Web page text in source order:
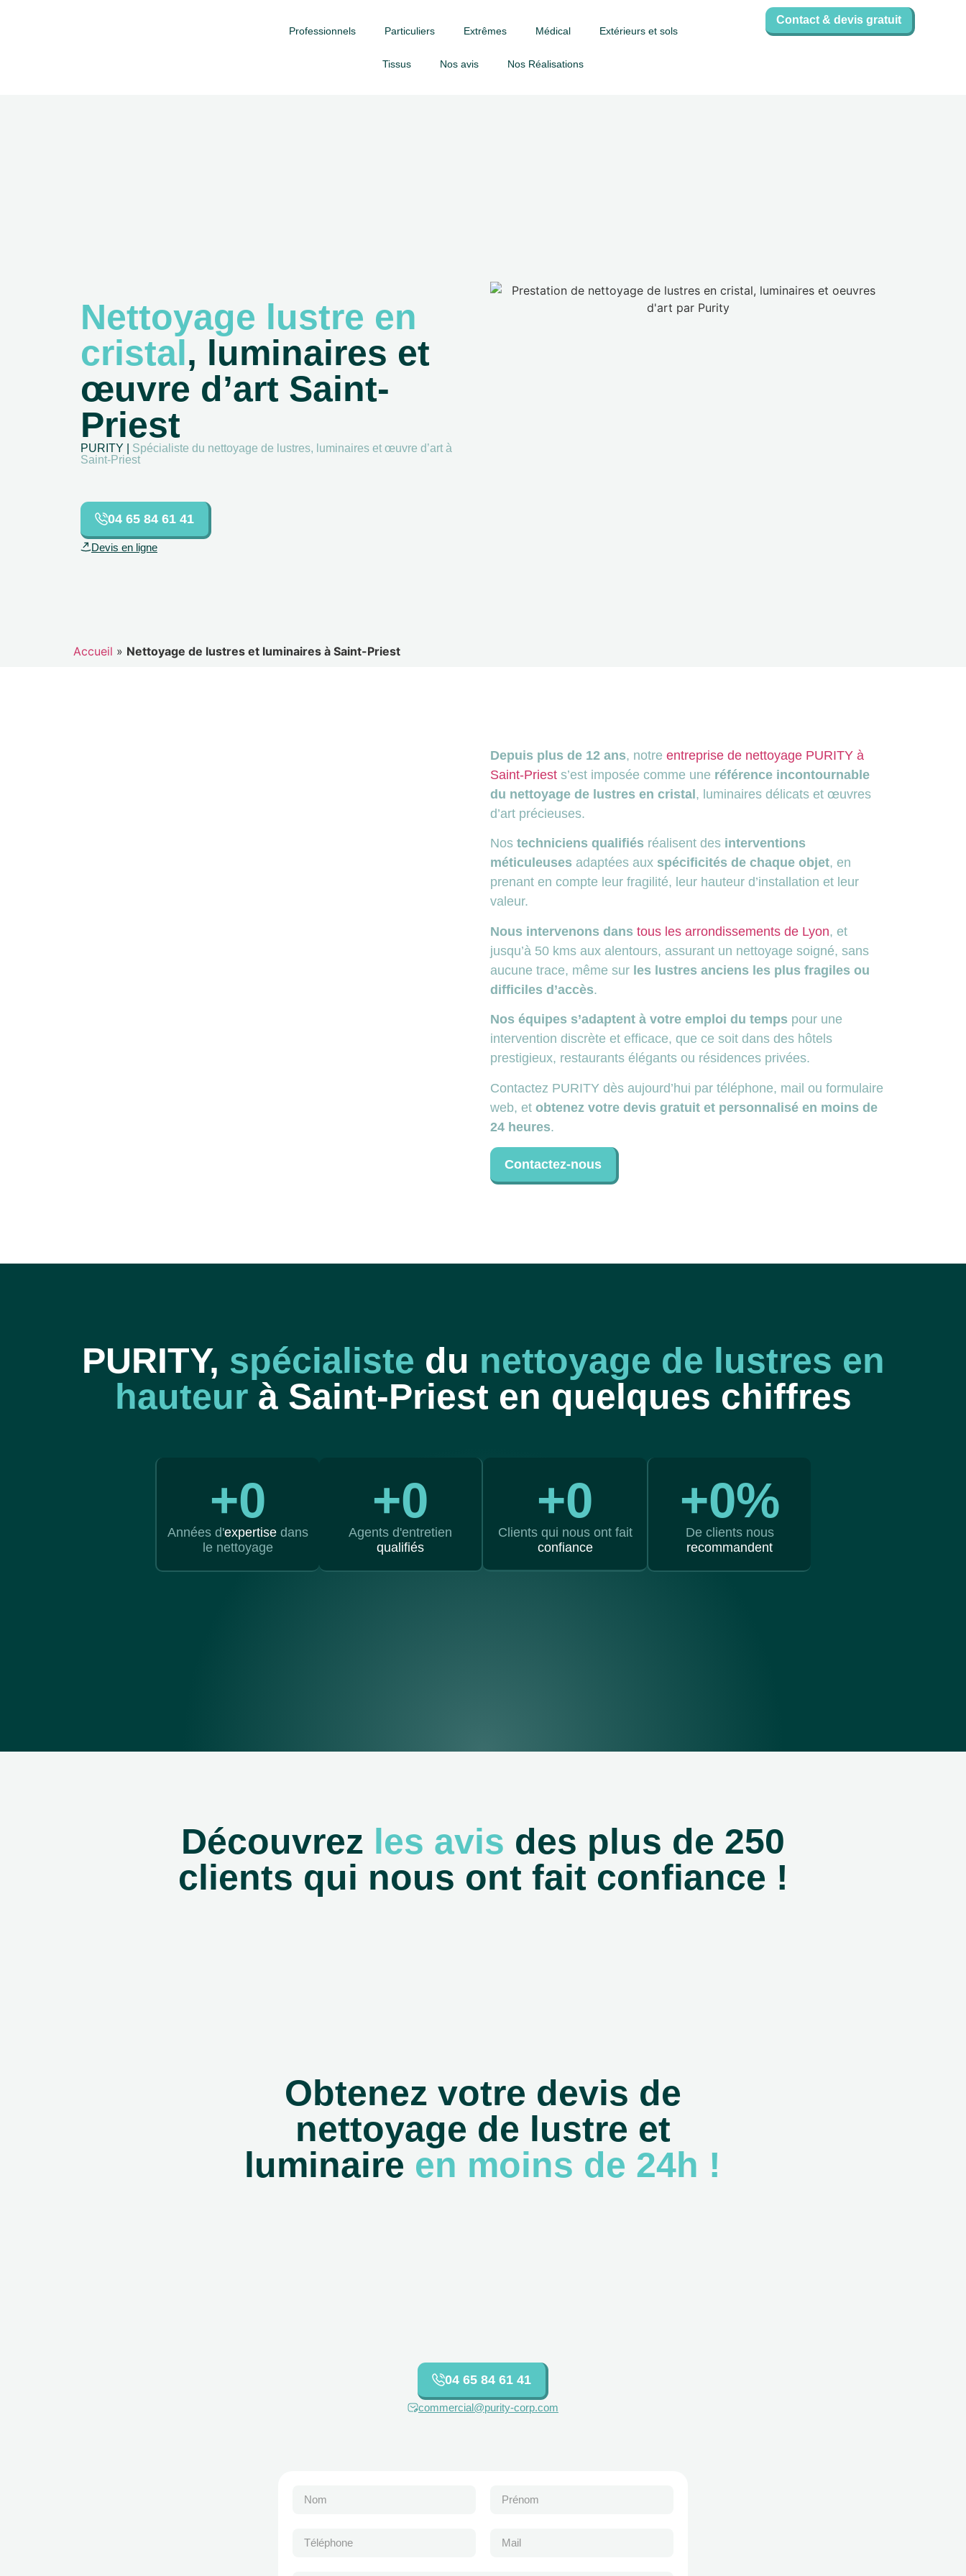
Professionnels Particuliers Extrêmes Médical Extérieurs et sols
Tissus Nos avis Nos Réalisations
Contact & devis gratuit
Nettoyage lustre en
cristal, luminaires et
œuvre d’art Saint-
Priest
PURITY | Spécialiste du nettoyage de lustres, luminaires et œuvre d’art à
Saint-Priest
04 65 84 61 41
Devis en ligne
Accueil » Nettoyage de lustres et luminaires à Saint-Priest
Depuis plus de 12 ans, notre entreprise de nettoyage PURITY à
Saint-Priest s’est imposée comme une référence incontournable
du nettoyage de lustres en cristal , luminaires délicats et œuvres
d’art précieuses.
Nos techniciens qualifiés réalisent des interventions
méticuleuses adaptées aux spécificités de chaque objet, en
prenant en compte leur fragilité, leur hauteur d’installation et leur
valeur.
Nous intervenons dans tous les arrondissements de Lyon, et
jusqu’à 50 kms aux alentours, assurant un nettoyage soigné, sans
aucune trace, même sur les lustres anciens les plus fragiles ou
difficiles d’accès.
Nos équipes s’adaptent à votre emploi du temps pour une
intervention discrète et efficace, que ce soit dans des hôtels
prestigieux, restaurants élégants ou résidences privées.
Contactez PURITY dès aujourd’hui par téléphone, mail ou formulaire
web, et obtenez votre devis gratuit et personnalisé en moins de
24 heures.
Contactez-nous
PURITY, spécialiste du nettoyage de lustres en
hauteurà Saint-Priest en quelques chiffres
+0
Années d'expertise dans
le nettoyage
+0
Agents d'entretien
qualifiés
+0
Clients qui nous ont fait
confiance
+0%
De clients nous
recommandent
Découvrez les avis des plus de 250
clients qui nous ont fait confiance !
Obtenez votre devis de
nettoyage de lustre et
luminaire en moins de 24h !
04 65 84 61 41
commercial@purity-corp.com